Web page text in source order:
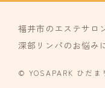
福井市のエステサロ
深部リンパのお悩み
© YOSAPARK ひだま